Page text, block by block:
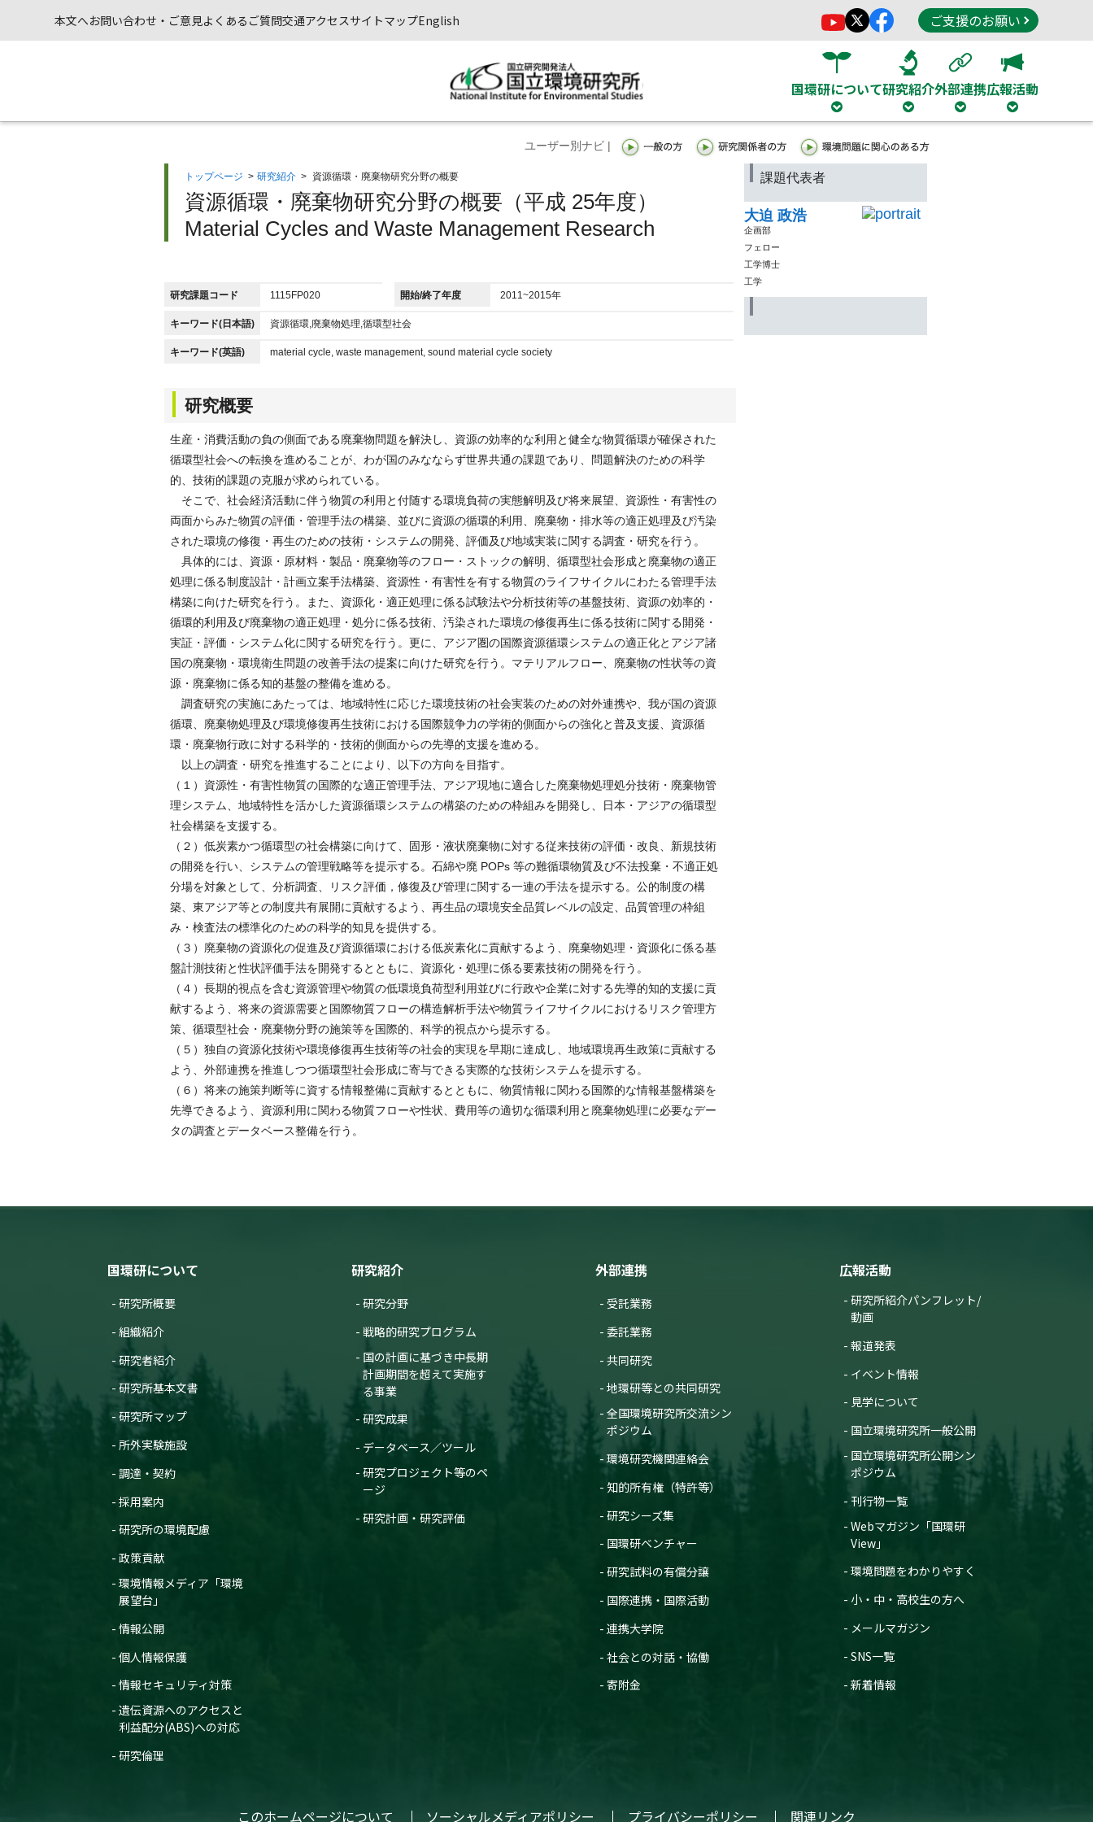
本文へお問い合わせ・ご意見よくあるご質問交通アクセスサイトマップEnglish ご支援のお願い
国環研について研究紹介外部連携広報活動
ユーザー別ナビ |
トップページ > 研究紹介 > 資源循環・廃棄物研究分野の概要
資源循環・廃棄物研究分野の概要（平成 25年度）
Material Cycles and Waste Management Research
研究課題コード 1115FP020 開始/終了年度 2011~2015年
キーワード(日本語) 資源循環,廃棄物処理,循環型社会
キーワード(英語) material cycle, waste management, sound material cycle society
研究概要
生産・消費活動の負の側面である廃棄物問題を解決し、資源の効率的な利用と健全な物質循環が確保された
循環型社会への転換を進めることが、わが国のみなならず世界共通の課題であり、問題解決のための科学
的、技術的課題の克服が求められている。
そこで、社会経済活動に伴う物質の利用と付随する環境負荷の実態解明及び将来展望、資源性・有害性の
両面からみた物質の評価・管理手法の構築、並びに資源の循環的利用、廃棄物・排水等の適正処理及び汚染
された環境の修復・再生のための技術・システムの開発、評価及び地域実装に関する調査・研究を行う。
具体的には、資源・原材料・製品・廃棄物等のフロー・ストックの解明、循環型社会形成と廃棄物の適正
処理に係る制度設計・計画立案手法構築、資源性・有害性を有する物質のライフサイクルにわたる管理手法
構築に向けた研究を行う。また、資源化・適正処理に係る試験法や分析技術等の基盤技術、資源の効率的・
循環的利用及び廃棄物の適正処理・処分に係る技術、汚染された環境の修復再生に係る技術に関する開発・
実証・評価・システム化に関する研究を行う。更に、アジア圏の国際資源循環システムの適正化とアジア諸
国の廃棄物・環境衛生問題の改善手法の提案に向けた研究を行う。マテリアルフロー、廃棄物の性状等の資
源・廃棄物に係る知的基盤の整備を進める。
調査研究の実施にあたっては、地域特性に応じた環境技術の社会実装のための対外連携や、我が国の資源
循環、廃棄物処理及び環境修復再生技術における国際競争力の学術的側面からの強化と普及支援、資源循
環・廃棄物行政に対する科学的・技術的側面からの先導的支援を進める。
以上の調査・研究を推進することにより、以下の方向を目指す。
（１）資源性・有害性物質の国際的な適正管理手法、アジア現地に適合した廃棄物処理処分技術・廃棄物管
理システム、地域特性を活かした資源循環システムの構築のための枠組みを開発し、日本・アジアの循環型
社会構築を支援する。
（２）低炭素かつ循環型の社会構築に向けて、固形・液状廃棄物に対する従来技術の評価・改良、新規技術
の開発を行い、システムの管理戦略等を提示する。石綿や廃 POPs 等の難循環物質及び不法投棄・不適正処
分場を対象として、分析調査、リスク評価，修復及び管理に関する一連の手法を提示する。公的制度の構
築、東アジア等との制度共有展開に貢献するよう、再生品の環境安全品質レベルの設定、品質管理の枠組
み・検査法の標準化のための科学的知見を提供する。
（３）廃棄物の資源化の促進及び資源循環における低炭素化に貢献するよう、廃棄物処理・資源化に係る基
盤計測技術と性状評価手法を開発するとともに、資源化・処理に係る要素技術の開発を行う。
（４）長期的視点を含む資源管理や物質の低環境負荷型利用並びに行政や企業に対する先導的知的支援に貢
献するよう、将来の資源需要と国際物質フローの構造解析手法や物質ライフサイクルにおけるリスク管理方
策、循環型社会・廃棄物分野の施策等を国際的、科学的視点から提示する。
（５）独自の資源化技術や環境修復再生技術等の社会的実現を早期に達成し、地域環境再生政策に貢献する
よう、外部連携を推進しつつ循環型社会形成に寄与できる実際的な技術システムを提示する。
（６）将来の施策判断等に資する情報整備に貢献するとともに、物質情報に関わる国際的な情報基盤構築を
先導できるよう、資源利用に関わる物質フローや性状、費用等の適切な循環利用と廃棄物処理に必要なデー
タの調査とデータベース整備を行う。
課題代表者
大迫 政浩
企画部
フェロー
工学博士
工学
国環研について
研究所概要
組織紹介
研究者紹介
研究所基本文書
研究所マップ
所外実験施設
調達・契約
採用案内
研究所の環境配慮
政策貢献
環境情報メディア「環境
展望台」
情報公開
個人情報保護
情報セキュリティ対策
遺伝資源へのアクセスと
利益配分(ABS)への対応
研究倫理
研究紹介
研究分野
戦略的研究プログラム
国の計画に基づき中長期
計画期間を超えて実施す
る事業
研究成果
データベース／ツール
研究プロジェクト等のペ
ージ
研究計画・研究評価
外部連携
受託業務
委託業務
共同研究
地環研等との共同研究
全国環境研究所交流シン
ポジウム
環境研究機関連絡会
知的所有権（特許等）
研究シーズ集
国環研ベンチャー
研究試料の有償分譲
国際連携・国際活動
連携大学院
社会との対話・協働
寄附金
広報活動
研究所紹介パンフレット/
動画
報道発表
イベント情報
見学について
国立環境研究所一般公開
国立環境研究所公開シン
ポジウム
刊行物一覧
Webマガジン「国環研
View」
環境問題をわかりやすく
小・中・高校生の方へ
メールマガジン
SNS一覧
新着情報
このホームページについて ソーシャルメディアポリシー プライバシーポリシー 関連リンク